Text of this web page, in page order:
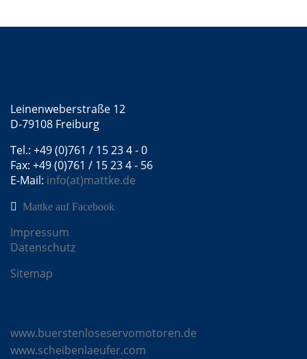
Leinenweberstraße 12
D-79108 Freiburg
Tel.: +49 (0)761 / 15 23 4 - 0
Fax: +49 (0)761 / 15 23 4 - 56
E-Mail: info(at)mattke.de
Mattke auf Facebook
Impressum
Datenschutz
Sitemap
www.buerstenloseservomotoren.de
www.scheibenlaeufer.com